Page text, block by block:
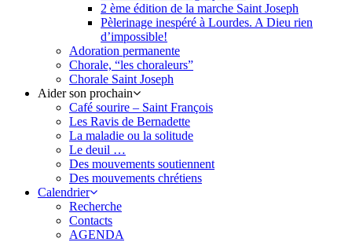
2 ème édition de la marche Saint Joseph
Pèlerinage inespéré à Lourdes. A Dieu rien
d’impossible!
Adoration permanente
Chorale, “les choraleurs”
Chorale Saint Joseph
Aider son prochain
Café sourire – Saint François
Les Ravis de Bernadette
La maladie ou la solitude
Le deuil …
Des mouvements soutiennent
Des mouvements chrétiens
Calendrier
Recherche
Contacts
AGENDA